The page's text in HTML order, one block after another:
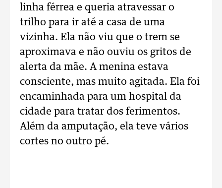
linha férrea e queria atravessar o
trilho para ir até a casa de uma
vizinha. Ela não viu que o trem se
aproximava e não ouviu os gritos de
alerta da mãe. A menina estava
consciente, mas muito agitada. Ela foi
encaminhada para um hospital da
cidade para tratar dos ferimentos.
Além da amputação, ela teve vários
cortes no outro pé.